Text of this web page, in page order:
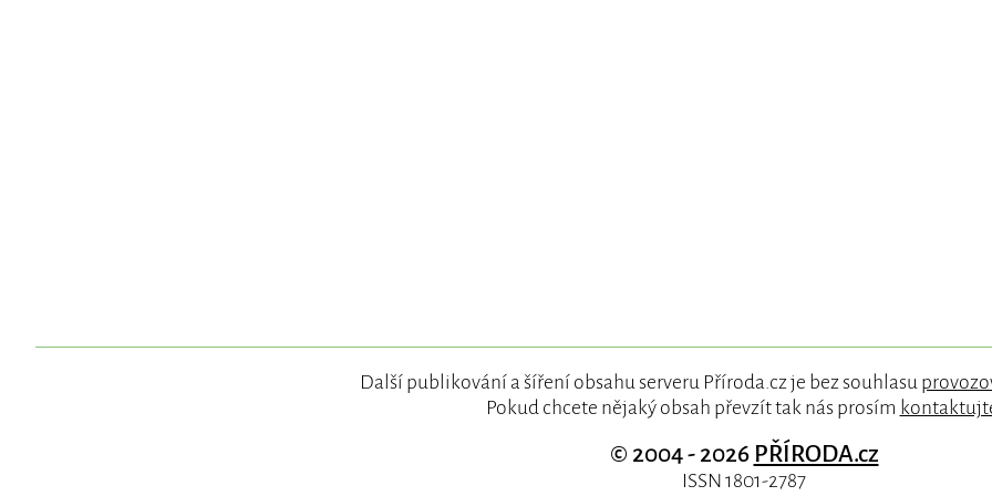
Další publikování a šíření obsahu serveru Příroda.cz je bez souhlasu
Pokud chcete nějaký obsah převzít tak nás prosím
© 2004 - 2026 PŘÍRODA.cz
ISSN 1801-2787